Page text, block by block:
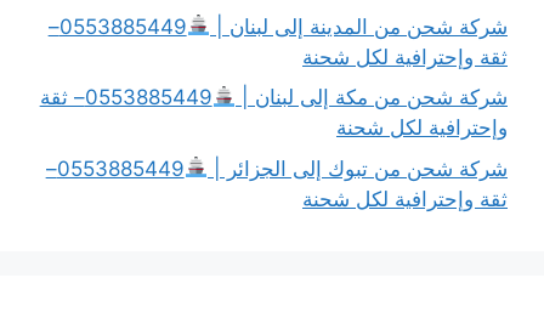
شركة شحن من المدينة إلى لبنان |
0553885449–
ثقة وإحترافية لكل شحنة
شركة شحن من مكة إلى لبنان |
0553885449– ثقة
وإحترافية لكل شحنة
شركة شحن من تبوك إلى الجزائر |
0553885449–
ثقة وإحترافية لكل شحنة